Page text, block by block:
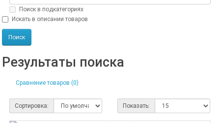
Поиск в подкатегориях
Искать в описании товаров
Результаты поиска
Сравнение товаров (0)
Сортировка: Показать: